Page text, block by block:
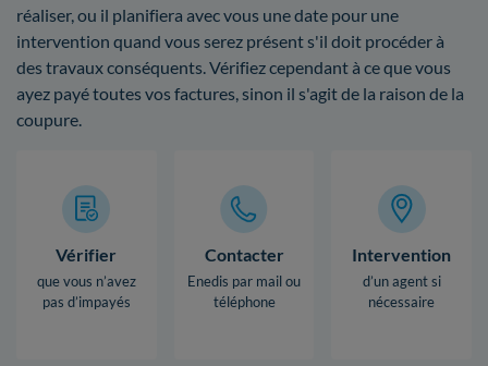
réaliser, ou il planifiera avec vous une date pour une
intervention quand vous serez présent s'il doit procéder à
des travaux conséquents. Vérifiez cependant à ce que vous
ayez payé toutes vos factures, sinon il s'agit de la raison de la
coupure.
Vérifier
que vous n’avez
pas d’impayés
Contacter
Enedis par mail ou
téléphone
Intervention
d’un agent si
nécessaire